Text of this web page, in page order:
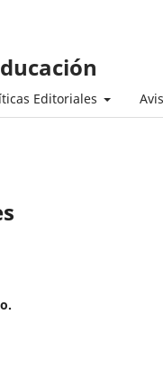
Editoriales